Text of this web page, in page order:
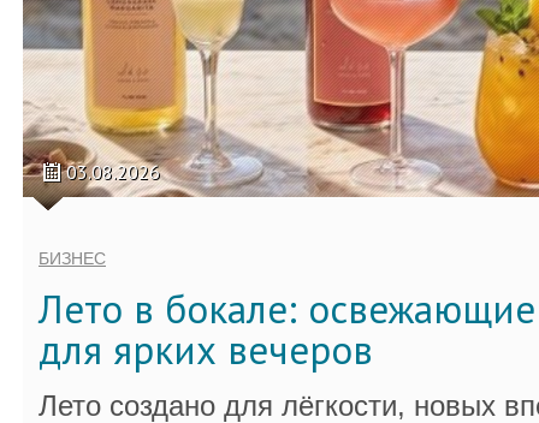
03.08.2026
БИЗНЕС
Лето в бокале:
для ярких вечеров
Лето создано для лёгкости, новых